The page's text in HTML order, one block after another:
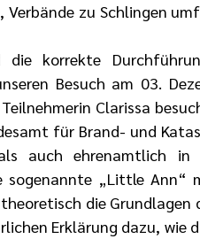
zu Schlingen
die korrekte
Besuch am 03.
Clarissa
für Brand- und
auch ehrenamtlich in
„Little Ann“
die Grundlagen
Erklärung dazu, wie